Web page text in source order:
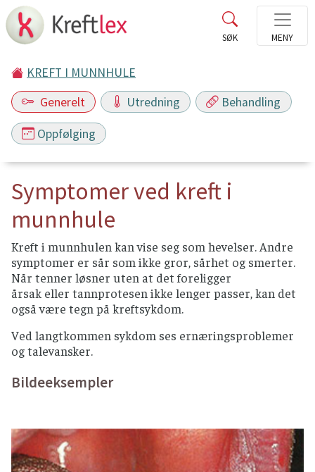
KREFT I MUNNHULE
Generelt
Utredning Behandling
Oppfølging
Symptomer ved kreft i
munnhule
Kreft i munnhulen kan vise seg som hevelser. Andre
symptomer er sår som ikke gror, sårhet og smerter.
Når tenner løsner uten at det foreligger
årsak eller tannprotesen ikke lenger passer, kan det
også være tegn på kreftsykdom.
Ved langtkommen sykdom ses ernæringsproblemer
og talevansker.
Bildeeksempler